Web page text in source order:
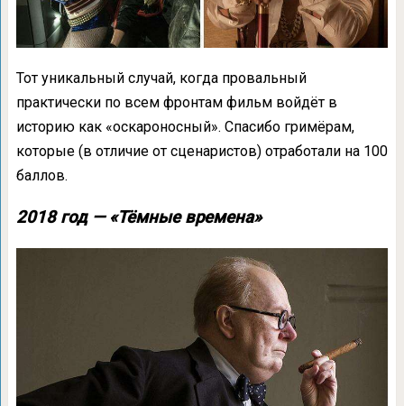
Тот уникальный случай, когда провальный
практически по всем фронтам фильм войдёт в
историю как «оскароносный». Спасибо гримёрам,
которые (в отличие от сценаристов) отработали на 100
баллов.
2018 год — «Тёмные времена»